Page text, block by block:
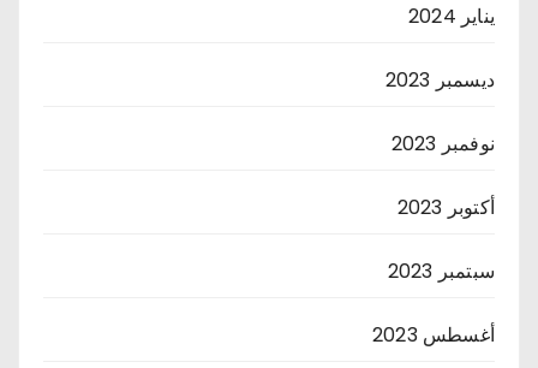
يناير 2024
ديسمبر 2023
نوفمبر 2023
أكتوبر 2023
سبتمبر 2023
أغسطس 2023